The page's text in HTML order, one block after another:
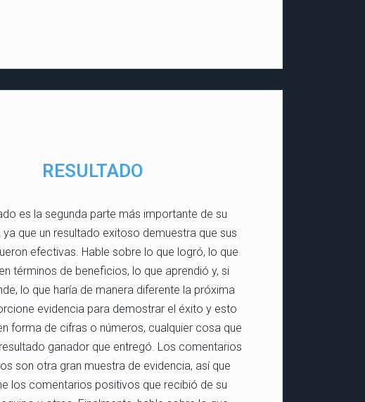
RESULTADO
es la segunda parte más importante de su
ya que un resultado exitoso demuestra que sus
efectivas. Hable sobre lo que logró, lo que
términos de beneficios, lo que aprendió y, si
lo que haría de manera diferente la próxima
evidencia para demostrar el éxito y esto
forma de cifras o números, cualquier cosa que
ganador que entregó. Los comentarios
son otra gran muestra de evidencia, así que
los comentarios positivos que recibió de su